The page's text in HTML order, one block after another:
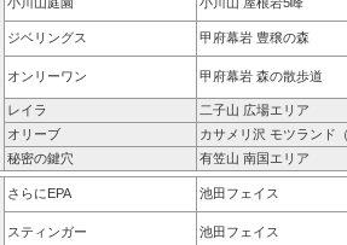
ジベリングス 甲府幕岩 豊穣の森
オンリーワン 甲府幕岩 森の散歩道
レイラ
二子山 広場エリア
オリーブ
カサメリ沢 モツランド
秘密の鍵穴
有笠山 南国エリア
さらにEPA 池田フェイス
スティンガー 池田フェイス